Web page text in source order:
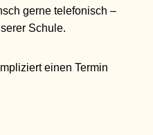
gerne telefonisch –
Schule.
einen Termin